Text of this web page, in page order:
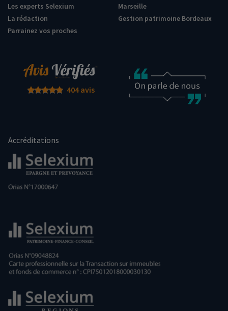
Les experts Selexium
La rédaction
Parrainez vos proches
Marseille
Gestion patrimoine Bordeaux
404 avis
Accréditations